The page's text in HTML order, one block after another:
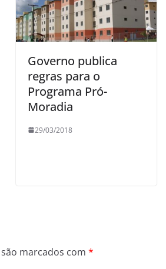
Governo publica
regras para o
Programa Pró-
Moradia
29/03/2018
marcados com *